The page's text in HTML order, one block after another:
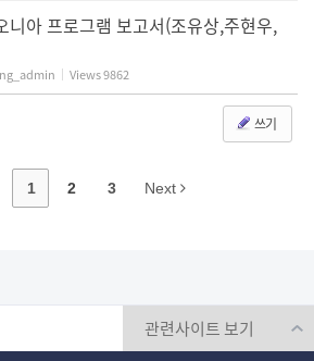
니아 프로그램 보고서(조유상,주현우,
Views9862
쓰기
1 2 3 Next